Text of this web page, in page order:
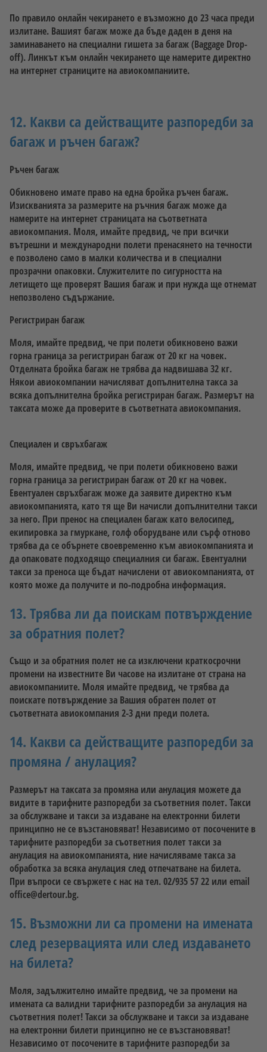
По правило онлайн чекирането е възможно до 23 часа преди
излитане. Вашият багаж може да бъде даден в деня на
заминаването на специални гишета за багаж (Baggage Drop-
off). Линкът към онлайн чекирането ще намерите директно
на интернет страниците на авиокомпаниите.
12. Какви са действащите разпоредби за
багаж и ръчен багаж?
Ръчен багаж
Обикновено имате право на една бройка ръчен багаж.
Изискванията за размерите на ръчния багаж може да
намерите на интернет страницата на съответната
авиокомпания. Моля, имайте предвид, че при всички
вътрешни и международни полети пренасянето на течности
е позволено само в малки количества и в специални
прозрачни опаковки. Служителите по сигурността на
летището ще проверят Вашия багаж и при нужда ще отнемат
непозволено съдържание.
Регистриран багаж
Моля, имайте предвид, че при полети обикновено важи
горна граница за регистриран багаж от 20 кг на човек.
Отделната бройка багаж не трябва да надвишава 32 кг.
Някои авиокомпании начисляват допълнителна такса за
всяка допълнителна бройка регистриран багаж. Размерът на
таксата може да проверите в съответната авиокомпания.
Специален и свръхбагаж
Моля, имайте предвид, че при полети обикновено важи
горна граница за регистриран багаж от 20 кг на човек.
Евентуален свръхбагаж може да заявите директно към
авиокомпанията, като тя ще Ви начисли допълнителни такси
за него. При пренос на специален багаж като велосипед,
екипировка за гмуркане, голф оборудване или сърф отново
трябва да се обърнете своевременно към авиокомпанията и
да опаковате подходящо специалния си багаж. Евентуални
такси за преноса ще бъдат начислени от авиокомпанията, от
която може да получите и по-подробна информация.
13. Трябва ли да поискам потвърждение
за обратния полет?
Също и за обратния полет не са изключени краткосрочни
промени на известните Ви часове на излитане от страна на
авиокомпаниите. Моля имайте предвид, че трябва да
поискате потвърждение за Вашия обратен полет от
съответната авиокомпания 2-3 дни преди полета.
14. Какви са действащите разпоредби за
промяна / анулация?
Размерът на таксата за промяна или анулация можете да
видите в тарифните разпоредби за съответния полет. Такси
за обслужване и такси за издаване на електронни билети
принципно не се възстановяват! Независимо от посочените в
тарифните разпоредби за съответния полет такси за
анулация на авиокомпанията, ние начисляваме такса за
обработка за всяка анулация след отпечатване на билета.
При въпроси се свържете с нас на тел. 02/935 57 22 или email
office@dertour.bg.
15. Възможни ли са промени на имената
след резервацията или след издаването
на билета?
Моля, задължително имайте предвид, че за промени на
имената са валидни тарифните разпоредби за анулация на
съответния полет! Такси за обслужване и такси за издаване
на електронни билети принципно не се възстановяват!
Независимо от посочените в тарифните разпоредби за